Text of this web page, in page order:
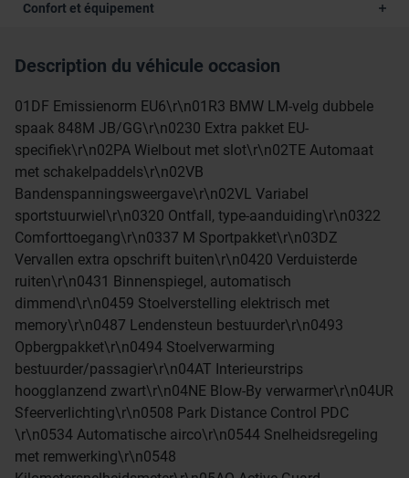
Confort et équipement
Description du véhicule occasion
01DF Emissienorm EU6\r\n01R3 BMW LM-velg dubbele
spaak 848M JB/GG\r\n0230 Extra pakket EU-
specifiek\r\n02PA Wielbout met slot\r\n02TE Automaat
met schakelpaddels\r\n02VB
Bandenspanningsweergave\r\n02VL Variabel
sportstuurwiel\r\n0320 Ontfall, type-aanduiding\r\n0322
Comforttoegang\r\n0337 M Sportpakket\r\n03DZ
Vervallen extra opschrift buiten\r\n0420 Verduisterde
ruiten\r\n0431 Binnenspiegel, automatisch
dimmend\r\n0459 Stoelverstelling elektrisch met
memory\r\n0487 Lendensteun bestuurder\r\n0493
Opbergpakket\r\n0494 Stoelverwarming
bestuurder/passagier\r\n04AT Interieurstrips
hoogglanzend zwart\r\n04NE Blow-By verwarmer\r\n04UR
Sfeerverlichting\r\n0508 Park Distance Control PDC
\r\n0534 Automatische airco\r\n0544 Snelheidsregeling
met remwerking\r\n0548